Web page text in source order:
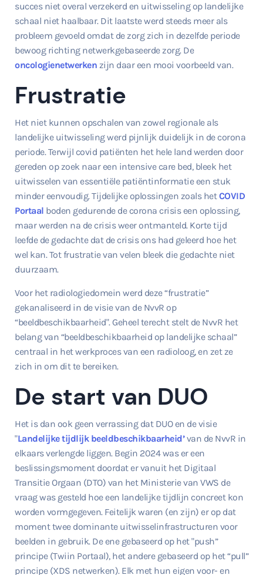
succes niet overal verzekerd en uitwisseling op landelijke
schaal niet haalbaar. Dit laatste werd steeds meer als
probleem gevoeld omdat de zorg zich in dezelfde periode
bewoog richting netwerkgebaseerde zorg. De
oncologienetwerken zijn daar een mooi voorbeeld van.
Frustratie
Het niet kunnen opschalen van zowel regionale als
landelijke uitwisseling werd pijnlijk duidelijk in de corona
periode. Terwijl covid patiënten het hele land werden door
gereden op zoek naar een intensive care bed, bleek het
uitwisselen van essentiële patiëntinformatie een stuk
minder eenvoudig. Tijdelijke oplossingen zoals hetCOVID
Portaal boden gedurende de corona crisis een oplossing,
maar werden na de crisis weer ontmanteld. Korte tijd
leefde de gedachte dat de crisis ons had geleerd hoe het
wel kan. Tot frustratie van velen bleek die gedachte niet
duurzaam.
Voor het radiologiedomein werd deze “frustratie”
gekanaliseerd in de visie van de NvvR op
“beeldbeschikbaarheid". Geheel terecht stelt de NvvR het
belang van “beeldbeschikbaarheid op landelijke schaal”
centraal in het werkproces van een radioloog, en zet ze
zich in om dit te bereiken.
De start van DUO
Het is dan ook geen verrassing dat DUO en de visie
"Landelijke tijdlijk beeldbeschikbaarheid’van de NvvR in
elkaars verlengde liggen. Begin 2024 was er een
beslissingsmoment doordat er vanuit het Digitaal
Transitie Orgaan (DTO) van het Ministerie van VWS de
vraag was gesteld hoe een landelijke tijdlijn concreet kon
worden vormgegeven. Feitelijk waren (en zijn) er op dat
moment twee dominante uitwisselinfrastructuren voor
beelden in gebruik. De ene gebaseerd op het "push”
principe (Twiin Portaal), het andere gebaseerd op het “pull”
principe (XDS netwerken). Elk met hun eigen voor- en